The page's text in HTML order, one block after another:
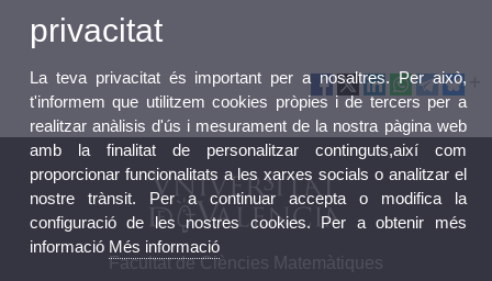
Facultat de Ciències Matemàtiques
privacitat
La teva privacitat és important per a nosaltres. Per això,
t'informem que utilitzem cookies pròpies i de tercers per a
realitzar anàlisis d'ús i mesurament de la nostra pàgina web
amb la finalitat de personalitzar continguts,així com
proporcionar funcionalitats a les xarxes socials o analitzar el
nostre trànsit. Per a continuar accepta o modifica la
configuració de les nostres cookies. Per a obtenir més
informació Més informació